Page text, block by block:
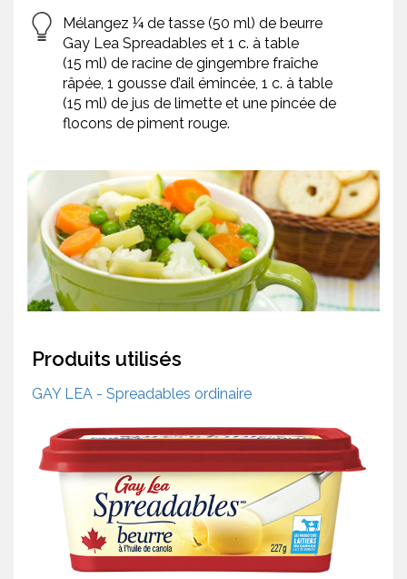
Mélangez ¼ de tasse (50 ml) de beurre
Gay Lea Spreadables et 1 c. à table
(15 ml) de racine de gingembre fraîche
râpée, 1 gousse d’ail émincée, 1 c. à table
(15 ml) de jus de limette et une pincée de
flocons de piment rouge.
Produits utilisés
GAY LEA - Spreadables ordinaire